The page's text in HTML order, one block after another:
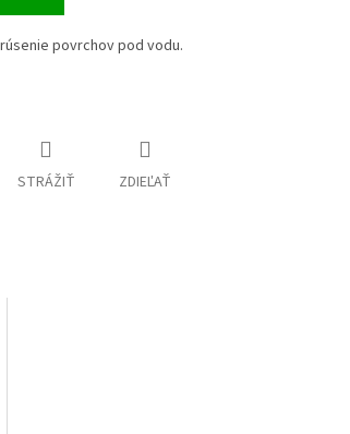
povrchov pod vodu.
STRÁŽIŤ ZDIEĽAŤ